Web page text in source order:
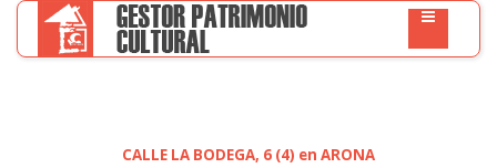
CALLE LA BODEGA, 6 (4) en ARONA